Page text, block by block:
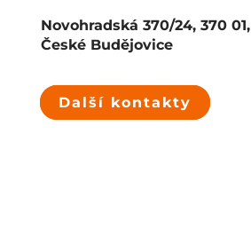
Novohradská 370/24, 370 01,
České Budějovice
Další kontakty